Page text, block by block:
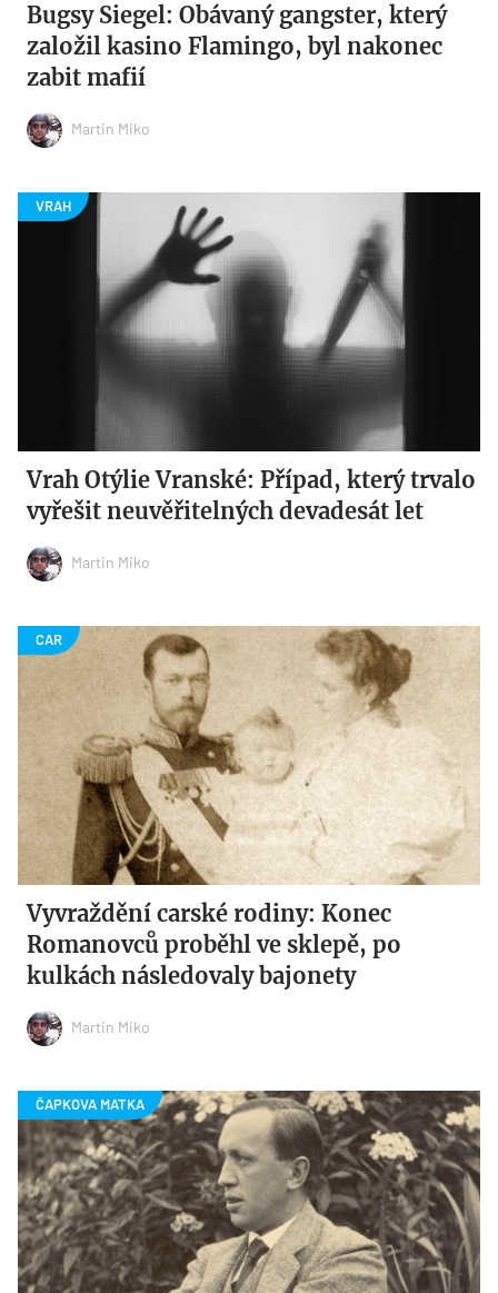
Bugsy Siegel: Obávaný gangster, který
založil kasino Flamingo, byl nakonec
zabit mafií
Martin Miko
Vrah Otýlie Vranské: Případ, který trvalo
vyřešit neuvěřitelných devadesát let
Martin Miko
Vyvraždění carské rodiny: Konec
Romanovců proběhl ve sklepě, po
kulkách následovaly bajonety
Martin Miko